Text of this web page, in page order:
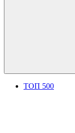
ТОП 500